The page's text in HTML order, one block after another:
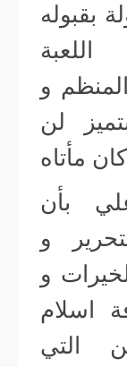
بقبوله
و
لن
مأتاه
بأن
و
و
اسلام
التي